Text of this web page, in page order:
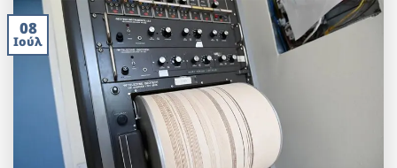
08
Ιούλ